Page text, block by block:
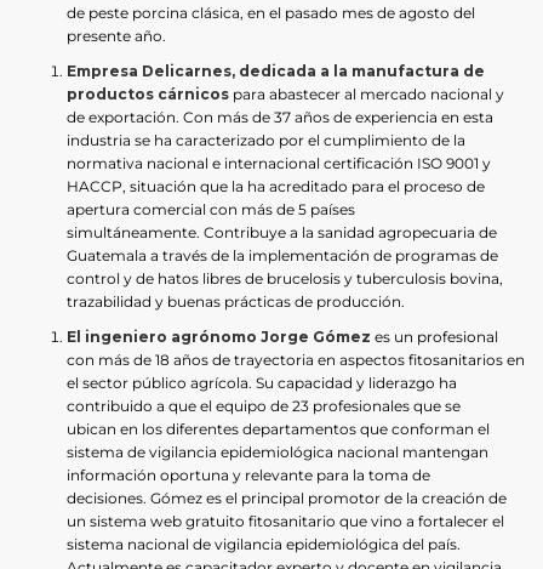
de peste porcina clásica, en el pasado mes de agosto del
presente año.
Empresa Delicarnes, dedicada a la manufactura de
productos cárnicos para abastecer al mercado nacional y
de exportación. Con más de 37 años de experiencia en esta
industria se ha caracterizado por el cumplimiento de la
normativa nacional e internacional certificación ISO 9001 y
HACCP, situación que la ha acreditado para el proceso de
apertura comercial con más de 5 países
simultáneamente. Contribuye a la sanidad agropecuaria de
Guatemala a través de la implementación de programas de
control y de hatos libres de brucelosis y tuberculosis bovina,
trazabilidad y buenas prácticas de producción.
El ingeniero agrónomo Jorge Gómez es un profesional
con más de 18 años de trayectoria en aspectos fitosanitarios en
el sector público agrícola. Su capacidad y liderazgo ha
contribuido a que el equipo de 23 profesionales que se
ubican en los diferentes departamentos que conforman el
sistema de vigilancia epidemiológica nacional mantengan
información oportuna y relevante para la toma de
decisiones. Gómez es el principal promotor de la creación de
un sistema web gratuito fitosanitario que vino a fortalecer el
sistema nacional de vigilancia epidemiológica del país.